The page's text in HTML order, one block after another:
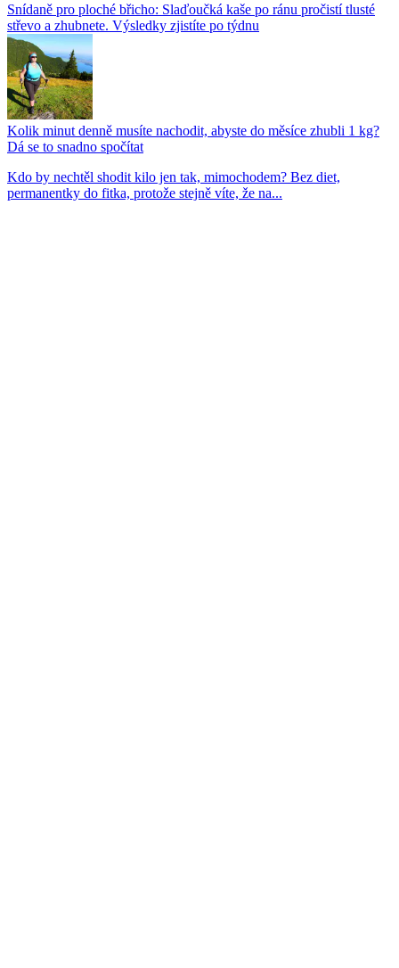
Snídaně pro ploché břicho: Slaďoučká kaše po ránu pročistí tlusté
střevo a zhubnete. Výsledky zjistíte po týdnu
Kolik minut denně musíte nachodit, abyste do měsíce zhubli 1 kg?
Dá se to snadno spočítat
Kdo by nechtěl shodit kilo jen tak, mimochodem? Bez diet,
permanentky do fitka, protože stejně víte, že na...